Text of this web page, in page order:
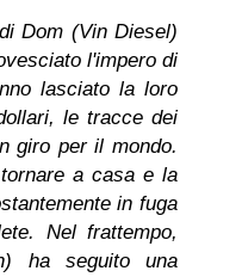
Dom (Vin Diesel)
l'impero di
lasciato la loro
le tracce dei
giro per il mondo.
a casa e la
in fuga
Nel frattempo,
ha seguito una